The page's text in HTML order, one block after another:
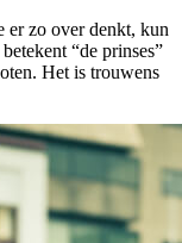
er zo over denkt, kun
“de prinses”
Het is trouwens